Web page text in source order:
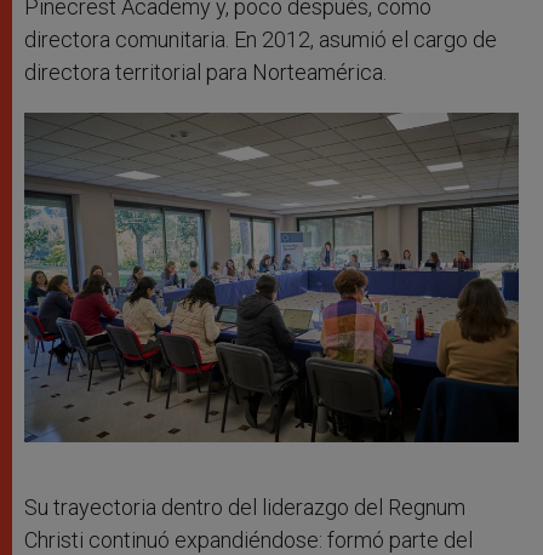
Pinecrest Academy y, poco después, como
directora comunitaria. En 2012, asumió el cargo de
directora territorial para Norteamérica.
Su trayectoria dentro del liderazgo del Regnum
Christi continuó expandiéndose: formó parte del